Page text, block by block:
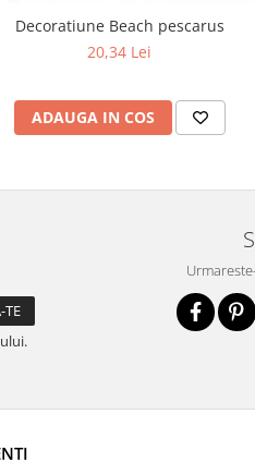
Decoratiune Beach pescarus
20,34 Lei
ADAUGA IN COS